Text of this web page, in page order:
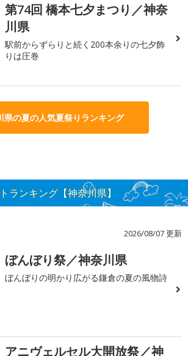
第74回 橋本七夕まつり／神奈
川県
駅前からずらりと続く200本余りの七夕飾
りは圧巻
県の夏の人気夏祭りランキング
ランキング【神奈川県】
2026/08/07 更新
ぼんぼり祭／神奈川県
ぼんぼりの明かり広がる鎌倉の夏の風物詩
アニヴェルセル大開放祭／神